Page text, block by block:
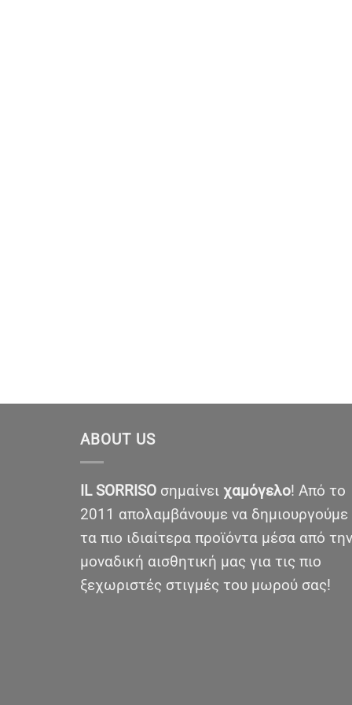
ABOUT US
IL SORRISO σημαίνει χαμόγελο! Από το
2011 απολαμβάνουμε να δημιουργούμε
τα πιο ιδιαίτερα προϊόντα μέσα από την
μοναδική αισθητική μας για τις πιο
ξεχωριστές στιγμές του μωρού σας!